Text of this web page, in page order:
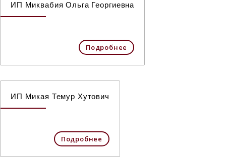
ИП Миквабия Ольга Георгиевна
Подробнее
ИП Микая Темур Хутович
Подробнее